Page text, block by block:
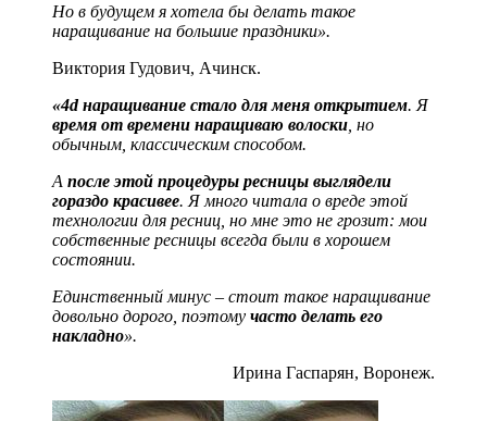
Но в будущем я хотела бы делать такое
наращивание на большие праздники».
Виктория Гудович, Ачинск.
«4d наращивание стало для меня открытием. Я
время от времени наращиваю волоски , но
обычным, классическим способом.
А после этой процедуры ресницы выглядели
гораздо красивее. Я много читала о вреде этой
технологии для ресниц, но мне это не грозит: мои
собственные ресницы всегда были в хорошем
состоянии.
Единственный минус – стоит такое наращивание
довольно дорого, поэтому часто делать его
накладно».
Ирина Гаспарян, Воронеж.